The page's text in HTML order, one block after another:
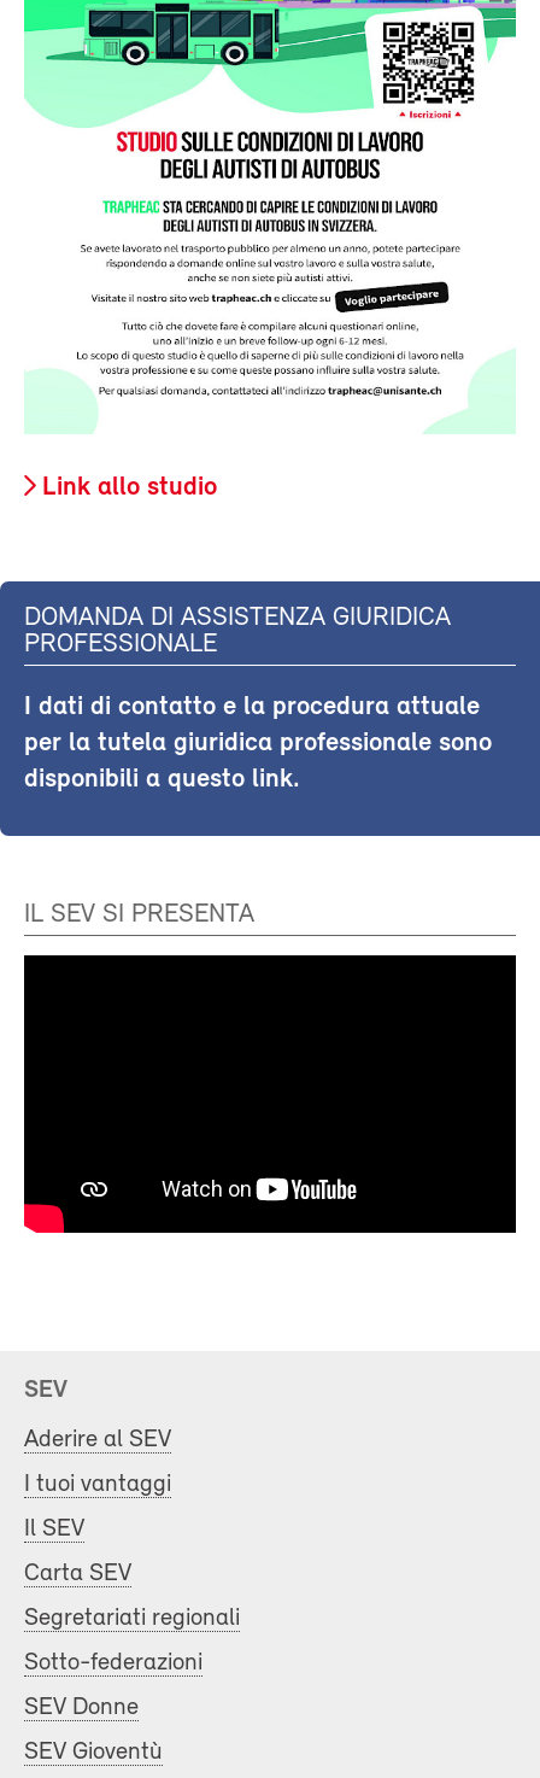
Link allo studio
DOMANDA DI ASSISTENZA GIURIDICA
PROFESSIONALE
I dati di contatto e la procedura attuale
per la tutela giuridica professionale sono
disponibili a questo link.
IL SEV SI PRESENTA
SEV
Aderire al SEV
I tuoi vantaggi
Il SEV
Carta SEV
Segretariati regionali
Sotto-federazioni
SEV Donne
SEV Gioventù